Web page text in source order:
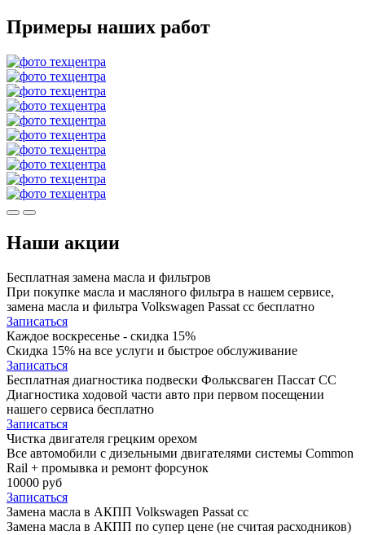
Примеры наших работ
Наши акции
Бесплатная замена масла и фильтров
При покупке масла и масляного фильтра в нашем сервисе,
замена масла и фильтра Volkswagen Passat cc бесплатно
Записаться
Каждое воскресенье - скидка 15%
Скидка 15% на все услуги и быстрое обслуживание
Записаться
Бесплатная диагностика подвески Фольксваген Пассат СС
Диагностика ходовой части авто при первом посещении
нашего сервиса бесплатно
Записаться
Чистка двигателя грецким орехом
Все автомобили c дизельными двигателями системы Common
Rail + промывка и ремонт форсунок
10000 руб
Записаться
Замена масла в АКПП Volkswagen Passat cc
Замена масла в АКПП по супер цене (не считая расходников)